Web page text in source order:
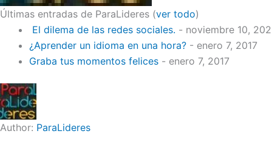
Últimas entradas de ParaLideres (ver todo)
El dilema de las redes sociales. - noviembre 10,
¿Aprender un idioma en una hora? - enero 7, 2017
Graba tus momentos felices - enero 7, 2017
Author: ParaLideres